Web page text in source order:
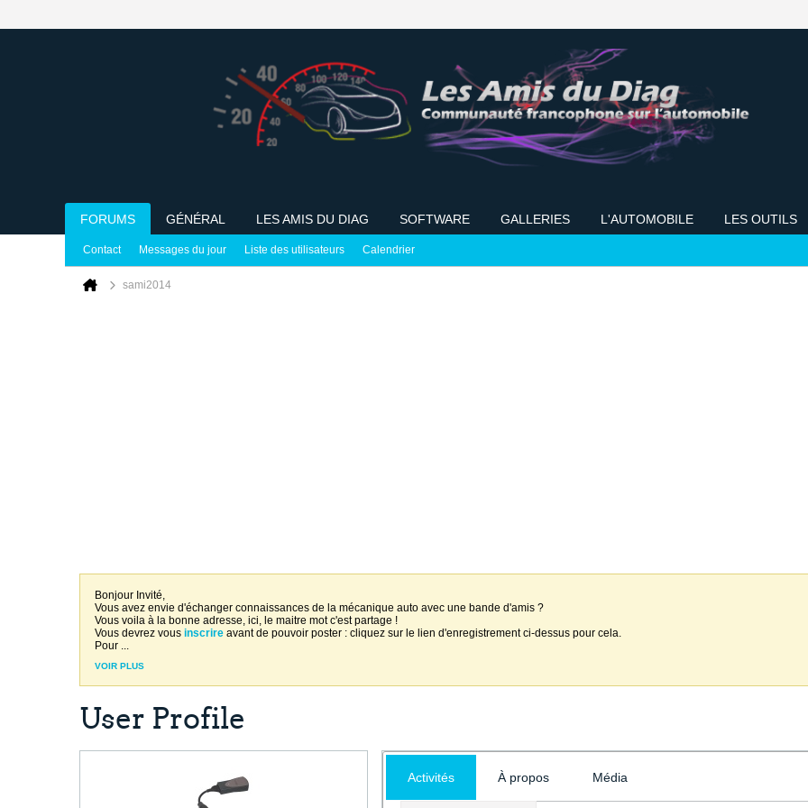
FORUMS GÉNÉRAL LES AMIS DU DIAG SOFTWARE GALLERIES L'AUTOMOBILE LES OUTILS
Contact Messages du jour Liste des utilisateurs Calendrier
sami2014
Bonjour Invité,
Vous avez envie d'échanger connaissances de la mécanique auto avec une bande d'amis ?
Vous voila à la bonne adresse, ici, le maitre mot c'est partage !
Vous devrez vous inscrire avant de pouvoir poster : cliquez sur le lien d'enregistrement ci-dessus pour cela.
Pour ...
VOIR PLUS
User Profile
Activités À propos Média